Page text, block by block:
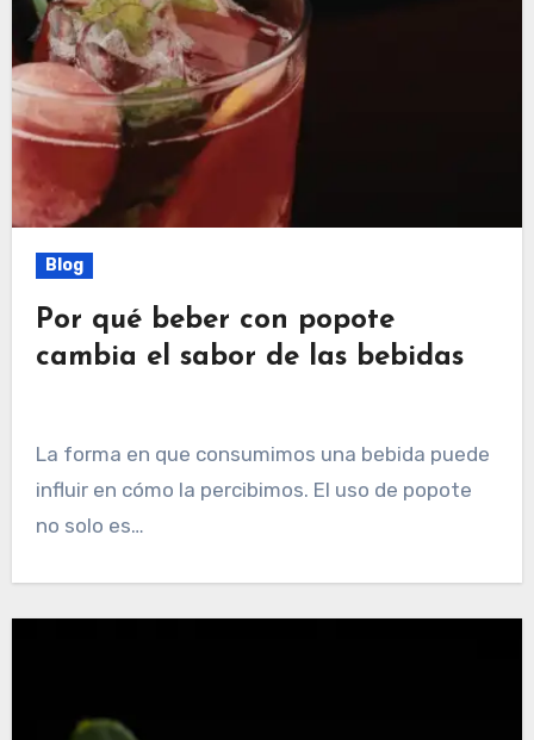
Blog
Por qué beber con popote
cambia el sabor de las bebidas
La forma en que consumimos una bebida puede
influir en cómo la percibimos. El uso de popote
no solo es…